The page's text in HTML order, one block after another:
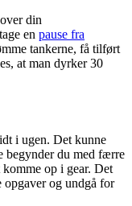
din
en pause fra
tankerne, få tilført
at man dyrker 30
i ugen. Det kunne
begynder du med færre
op i gear. Det
opgaver og undgå for